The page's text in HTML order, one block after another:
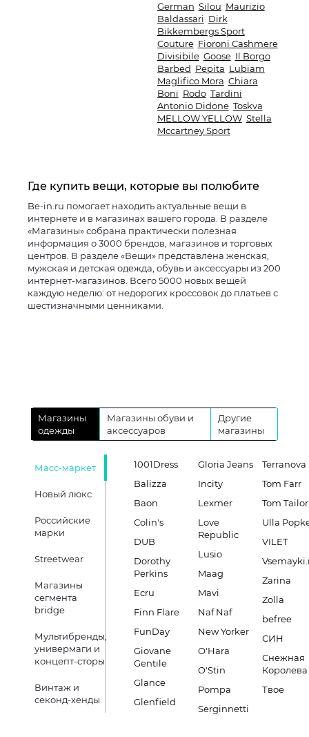
German Silou Maurizio
Baldassari Dirk
Bikkembergs Sport
Couture Fioroni Cashmere
Divisibile Goose Il Borgo
Barbed Pepita Lubiam
Maglifico Mora Chiara
Boni Rodo Tardini
Antonio Didone Toskva
MELLOW YELLOW Stella
Mccartney Sport
Где купить вещи, которые вы полюбите
Be-in.ru помогает находить актуальные вещи в
интернете и в магазинах вашего города. В разделе
«Магазины» собрана практически полезная
информация о 3000 брендов, магазинов и торговых
центров. В разделе «Вещи» представлена женская,
мужская и детская одежда, обувь и аксессуары из 200
интернет-магазинов. Всего 5000 новых вещей
каждую неделю: от недорогих кроссовок до платьев с
шестизначными ценниками.
Магазины
одежды
Магазины обуви и
аксессуаров
Другие
магазины
Масс-маркет
Новый люкс
Российские
марки
Streetwear
Магазины
сегмента
bridge
Мультибренды,
универмаги и
концепт-сторы
Винтаж и
секонд-хенды
1001Dress
Balizza
Baon
Colin's
DUB
Dorothy
Perkins
Ecru
Finn Flare
FunDay
Giovane
Gentile
Glance
Glenfield
Gloria Jeans
Incity
Lexmer
Love
Republic
Lusio
Maag
Mavi
Naf Naf
New Yorker
O'Hara
O'Stin
Pompa
Serginnetti
Terranova
Tom Farr
Tom Tailor
Ulla
VILET
Zarina
Zolla
befree
СИН
Снежная
Королева
Твое